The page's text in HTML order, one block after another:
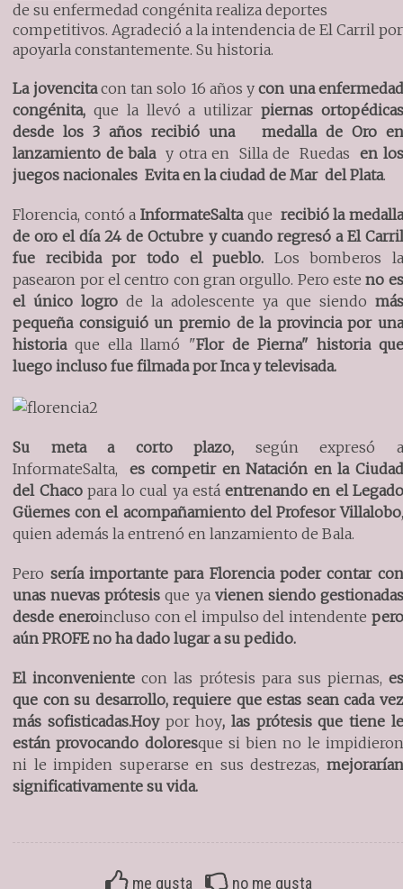
de su enfermedad congénita realiza deportes
competitivos. Agradeció a la intendencia de El Carril por
apoyarla constantemente. Su historia.
La jovencitacon tan solo 16 años ycon una enfermedad
congénita, que la llevó a utilizar piernas ortopédicas
desde los 3 años recibió una medalla de Oro en
lanzamiento de bala y otra en Silla de Ruedasen los
juegos nacionales Evita en la ciudad de Mar del Plata.
Florencia, contó a InformateSaltaque recibió la medalla
de oro el día 24 de Octubre y cuando regresó a El Carril
fue recibida por todo el pueblo. Los bomberos la
pasearon por el centro con gran orgullo. Pero esteno es
el único logro de la adolescente ya que siendo más
pequeña consiguió un premio de la provincia por una
historiaque ella llamó "Flor de Pierna" historia que
luego incluso fue filmada por Inca y televisada.
Su meta a corto plazo, según expresó a
InformateSalta,
es competir en Natación en la Ciudad
del Chacopara lo cual ya está entrenando en el Legado
Güemes con el acompañamiento del Profesor Villalobo,
quien además la entrenó en lanzamiento de Bala.
Pero sería importante para Florencia poder contar con
unas nuevas prótesis que ya vienen siendo gestionadas
desde eneroincluso con el impulso del intendente pero
aún PROFE no ha dado lugar a su pedido.
El inconveniente con las prótesis para sus piernas, es
que con su desarrollo, requiere que estas sean cada vez
más sofisticadas.Hoypor hoy, las prótesis que tiene le
están provocando doloresque si bien no le impidieron
ni le impiden superarse en sus destrezas, mejorarían
significativamente su vida.
me gusta no me gusta